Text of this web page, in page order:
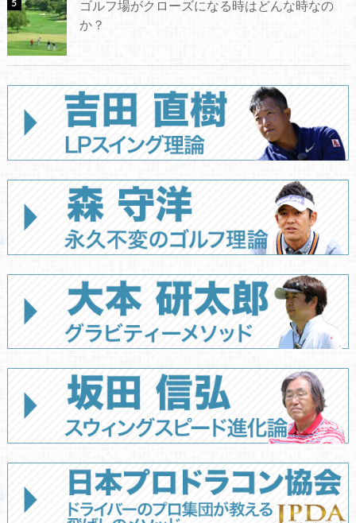
ゴルフ場がクローズになる時はどんな時なの
か？